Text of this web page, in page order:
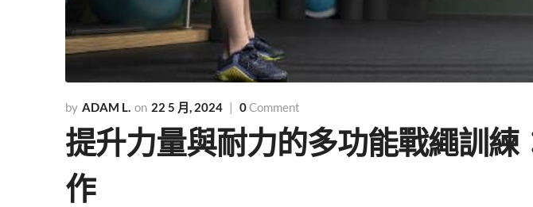
ADAM L. 22 5 月, 2024 0Comment
提升力量與耐力的多功能戰繩訓練
作